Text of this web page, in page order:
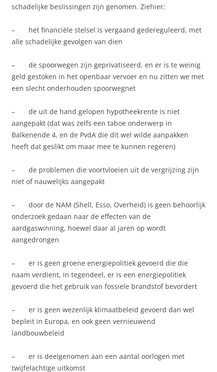
schadelijke beslissingen zijn genomen. Ziehier:
– het financiële stelsel is vergaand gedereguleerd, met
alle schadelijke gevolgen van dien
– de spoorwegen zijn geprivatiseerd, en er is te weinig
geld gestoken in het openbaar vervoer en nu zitten we met
een slecht onderhouden spoorwegnet
– de uit de hand gelopen hypotheekrente is niet
aangepakt (dat was zelfs een taboe onderwerp in
Balkenende 4, en de PvdA die dit wel wilde aanpakken
heeft dat geslikt om maar mee te kunnen regeren)
– de problemen die voortvloeien uit de vergrijzing zijn
niet of nauwelijks aangepakt
– door de NAM (Shell, Esso, Overheid) is geen behoorlijk
onderzoek gedaan naar de effecten van de
aardgaswinning, hoewel daar al jaren op wordt
aangedrongen
– er is geen groene energiepolitiek gevoerd die die
naam verdient, in tegendeel, er is een energiepolitiek
gevoerd die het gebruik van fossiele brandstof bevordert
– er is geen wezenlijk klimaatbeleid gevoerd dan wel
bepleit in Europa, en ook geen vernieuwend
landbouwbeleid
– er is deelgenomen aan een aantal oorlogen met
twijfelachtige uitkomst